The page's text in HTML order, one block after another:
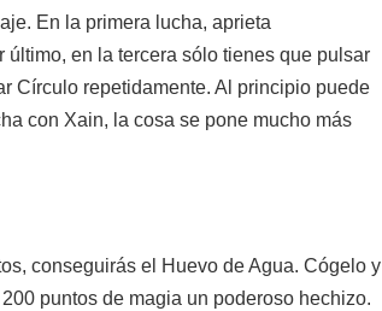
En la primera lucha, aprieta
en la tercera sólo tienes que pulsar
Círculo repetidamente. Al principio puede
con Xain, la cosa se pone mucho más
conseguirás el Huevo de Agua. Cógelo y
puntos de magia un poderoso hechizo.